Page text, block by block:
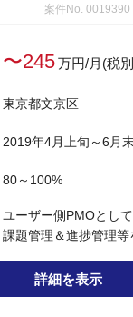
案件No. 0019390
〜245万円/月(税
東京都文京区
2019年4月上旬～6月
80～100%
ユーザー側PMOとし
課題管理＆進捗管理等
以下の業務を想定して
・システム構想書等
詳細を表示